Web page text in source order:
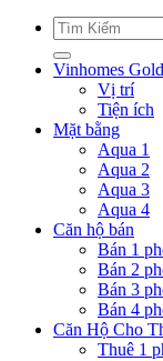
Vinhomes
Vị trí
Tiện ích
Mặt bằng
Aqua 1
Aqua 2
Aqua 3
Aqua 4
Căn hộ bán
Bán 1
Bán 2
Bán 3
Bán 4
Căn Hộ Cho
Thuê 1